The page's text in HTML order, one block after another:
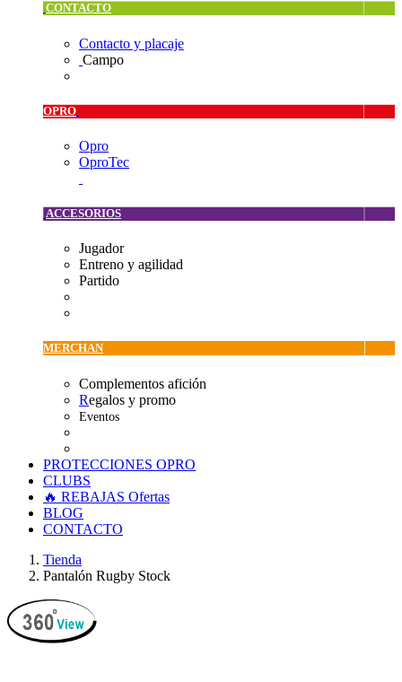
CONTACTO
Contacto y placaje
Campo
OPRO
Opro
OproTec
ACCESORIOS
Jugador
Entreno y agilidad
Partido
MERCHAN
Complementos afición
Regalos y promo
Eventos
PROTECCIONES OPRO
CLUBS
🔥 REBAJAS Ofertas
BLOG
CONTACTO
Tienda
Pantalón Rugby Stock